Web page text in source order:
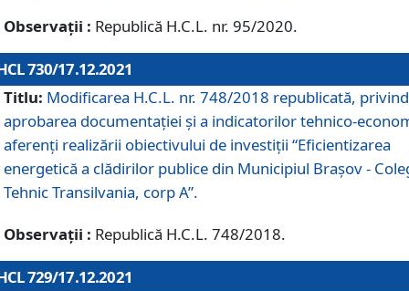
Observații : Republică H.C.L. nr. 95/2020.
730/17.12.2021
Titlu: Modificarea H.C.L. nr. 748/2018 republicată, privind
aprobarea documentației și a indicatorilor tehnico-
aferenți realizării obiectivului de investiții “Eficientizarea
energetică a clădirilor publice din Municipiul Brașov -
Tehnic Transilvania, corp A”.
Observații : Republică H.C.L. 748/2018.
729/17.12.2021